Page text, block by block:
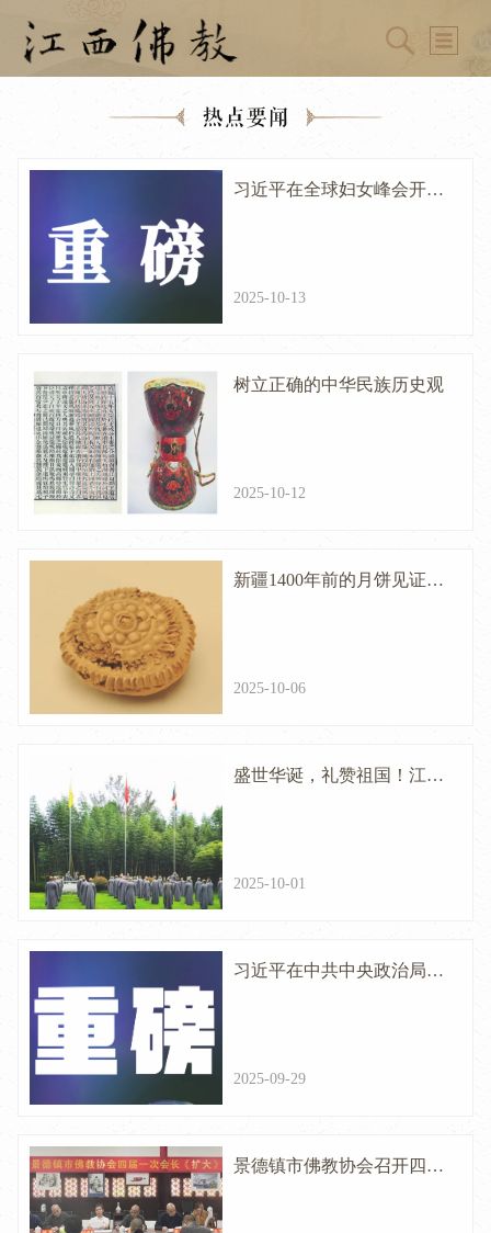
热点要闻
习近平在全球妇女峰会开幕
2025-10-13
树立正确的中华民族历史观
2025-10-12
新疆1400年前的月饼见证了
2025-10-06
盛世华诞，礼赞祖国！江西
2025-10-01
习近平在中共中央政治局第
引导宗教与社会主义社会相
2025-09-29
景德镇市佛教协会召开四届